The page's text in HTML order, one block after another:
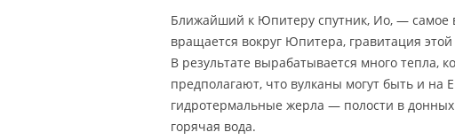
Ближайший к Юпитеру спутник, Ио, — самое
вращается вокруг Юпитера, гравитация
В результате вырабатывается много тепла,
предполагают, что вулканы могут быть и на
гидротермальные жерла — полости в
горячая вода.